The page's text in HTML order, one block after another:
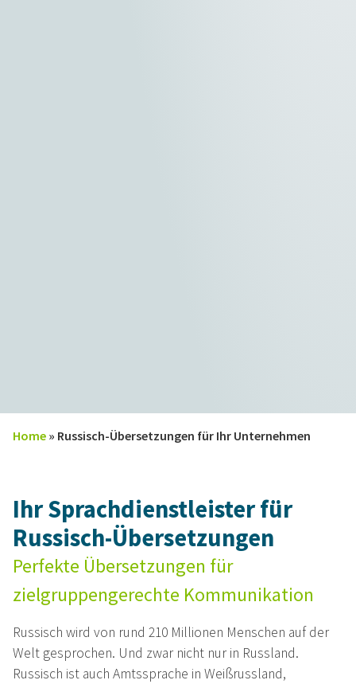
Home » Russisch-Übersetzungen für Ihr Unternehmen
Ihr Sprachdienstleister für
Russisch-Übersetzungen
Perfekte Übersetzungen für
zielgruppengerechte Kommunikation
Russisch wird von rund 210 Millionen Menschen auf der
Welt gesprochen. Und zwar nicht nur in Russland.
Russisch ist auch Amtssprache in Weißrussland,